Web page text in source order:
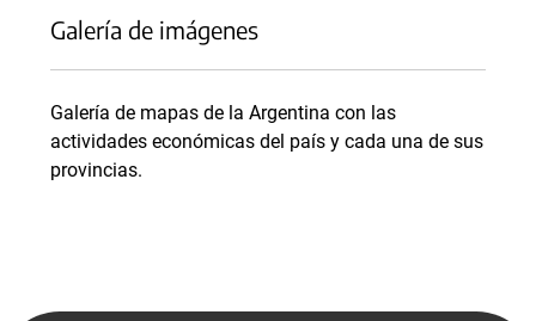
Galería de imágenes
Galería de mapas de la Argentina con las
actividades económicas del país y cada una de sus
provincias.